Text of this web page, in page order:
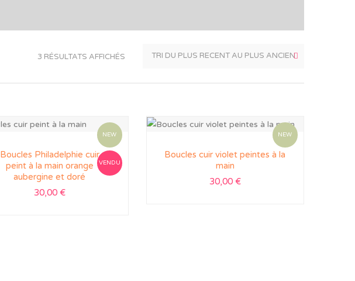
3 RÉSULTATS AFFICHÉS
NEW
VENDU
Boucles Philadelphie cuir
peint à la main orange
aubergine et doré
30,00 €
NEW
Boucles cuir violet peintes à la
main
30,00 €